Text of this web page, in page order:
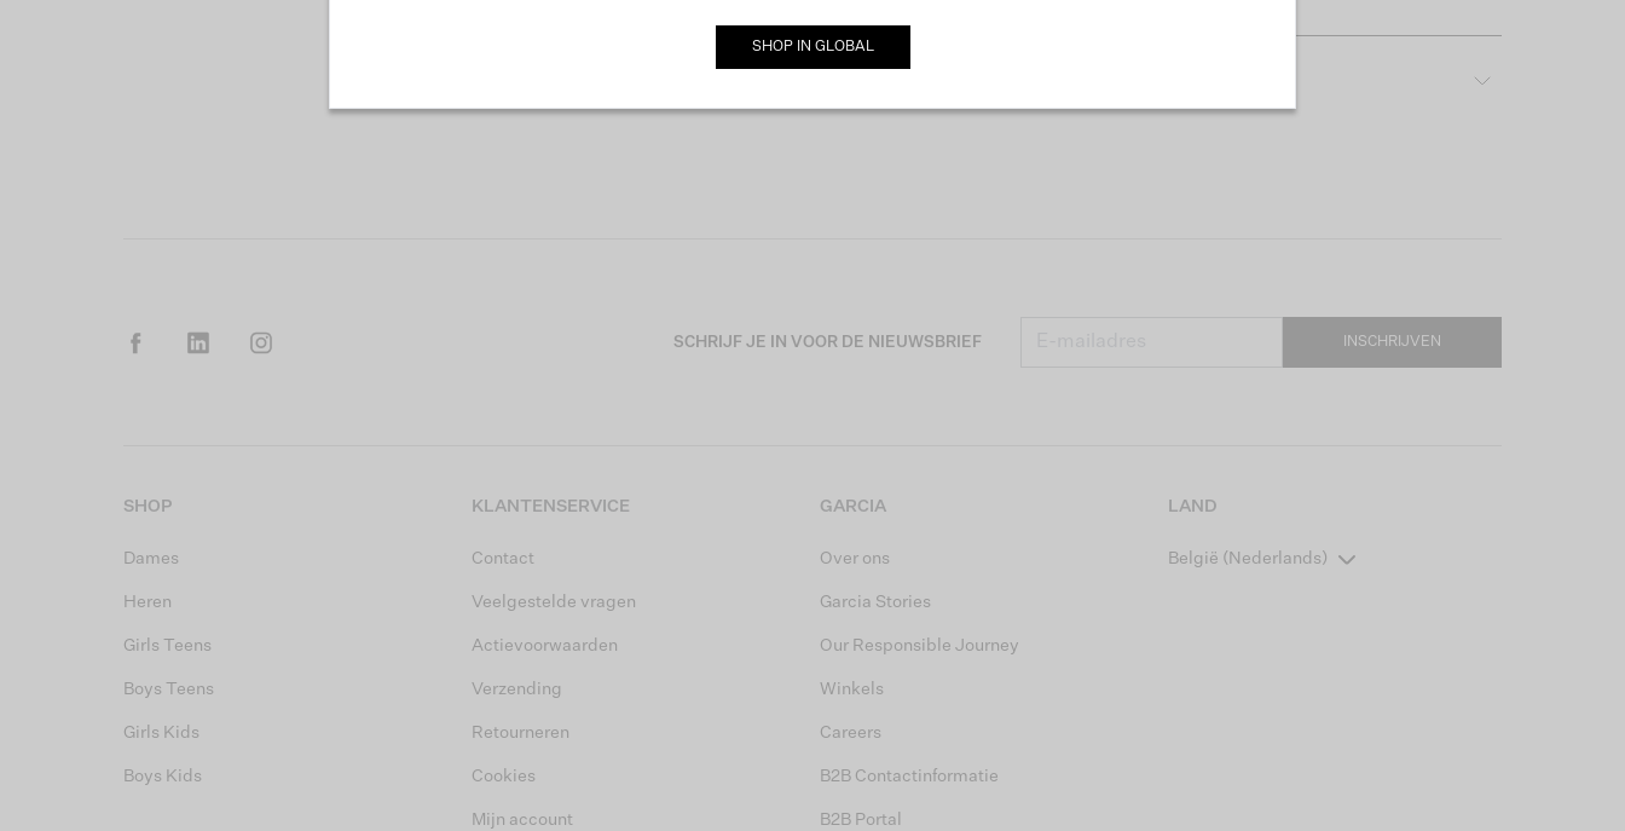
SCHRIJF JE IN VOOR DE NIEUWSBRIEF INSCHRIJVEN
SHOP
Dames
Heren
Girls Teens
Boys Teens
Girls Kids
Boys Kids
KLANTENSERVICE
Contact
Veelgestelde vragen
Actievoorwaarden
Verzending
Retourneren
Cookies
Mijn account
GARCIA
Over ons
Garcia Stories
Our Responsible Journey
Winkels
Careers
B2B Contactinformatie
B2B Portal
LAND
België (Nederlands)
SHOP IN GLOBAL